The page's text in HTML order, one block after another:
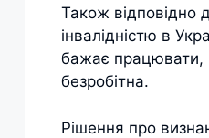
Також відповідно
інвалідністю в
бажає працювати,
безробітна.
Рішення про